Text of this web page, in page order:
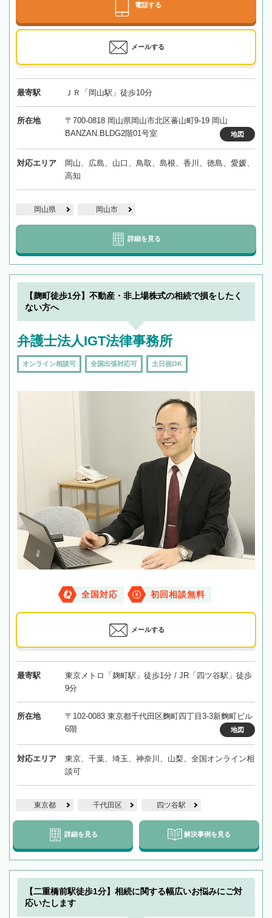
電話する
メールする
最寄駅 ＪＲ「岡山駅」徒歩10分
所在地
〒700-0818 岡山県岡山市北区蕃山町9-19 岡山
BANZAN.BLDG2階01号室
地図
対応エリア
岡山、広島、山口、鳥取、島根、香川、徳島、愛媛、
高知
岡山県 岡山市
詳細を見る
【麹町徒歩1分】不動産・非上場株式の相続で損をしたく
ない方へ
弁護士法人IGT法律事務所
オンライン相談可 全国出張対応可 土日祝OK
全国対応 初回相談無料
メールする
最寄駅
東京メトロ「麹町駅」徒歩1分 / JR「四ツ谷駅」徒歩
9分
所在地
〒102-0083 東京都千代田区麴町四丁目3-3新麴町ビル
6階
地図
対応エリア
東京、千葉、埼玉、神奈川、山梨、全国オンライン相
談可
東京都 千代田区 四ツ谷駅
詳細を見る 解決事例を見る
【二重橋前駅徒歩1分】相続に関する幅広いお悩みにご対
応いたします